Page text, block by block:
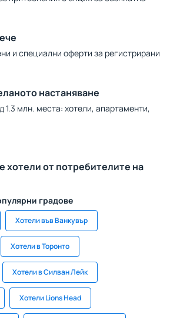
и специални оферти за регистрирани
настаняване
1.3 млн. места: хотели, апартаменти,
хотели от потребителите на
градове
Хотели във Ванкувър
Хотели в Торонто
Хотели в Силван Лейк
Хотели Lions Head